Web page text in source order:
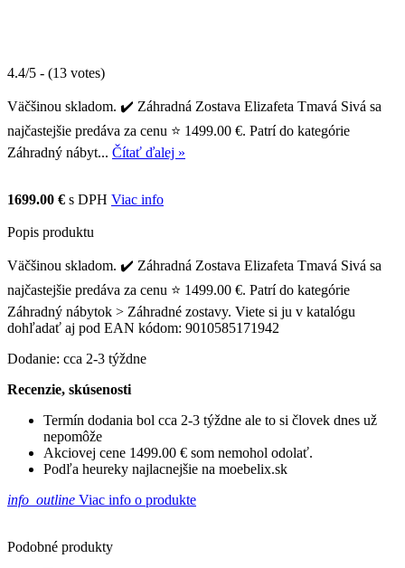
4.4/5 - (13 votes)
Väčšinou skladom. ✔️ Záhradná Zostava Elizafeta Tmavá Sivá sa
najčastejšie predáva za cenu ⭐ 1499.00 €. Patrí do kategórie
Záhradný nábyt... Čítať ďalej »
1699.00 € s DPH Viac info
Popis produktu
Väčšinou skladom. ✔️ Záhradná Zostava Elizafeta Tmavá Sivá sa
najčastejšie predáva za cenu ⭐ 1499.00 €. Patrí do kategórie
Záhradný nábytok > Záhradné zostavy. Viete si ju v katalógu
dohľadať aj pod EAN kódom: 9010585171942
Dodanie: cca 2-3 týždne
Recenzie, skúsenosti
Termín dodania bol cca 2-3 týždne ale to si človek dnes už
nepomôže
Akciovej cene 1499.00 € som nemohol odolať.
Podľa heureky najlacnejšie na moebelix.sk
info_outline Viac info o produkte
Podobné produkty